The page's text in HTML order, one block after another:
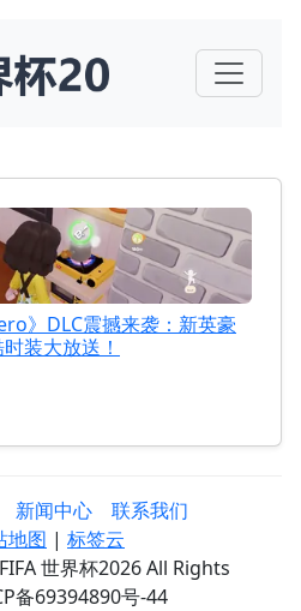
》DLC震撼来袭：新英豪
装大放送！
新闻中心
联系我们
地图 | 标签云
世界杯2026 All Rights
备69394890号-44